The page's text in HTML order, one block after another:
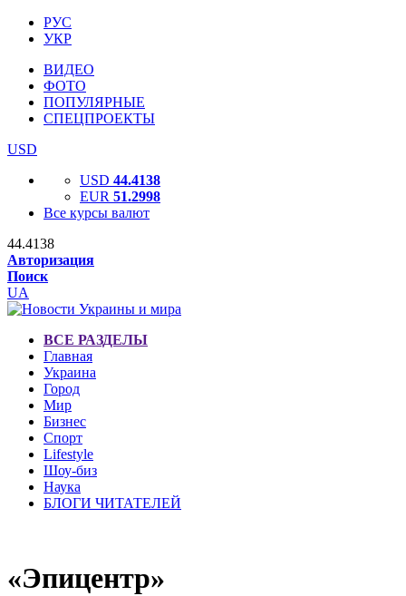
РУС
УКР
ВИДЕО
ФОТО
ПОПУЛЯРНЫЕ
СПЕЦПРОЕКТЫ
USD
USD 44.4138
EUR 51.2998
Все курсы валют
44.4138
Авторизация
Поиск
UA
ВСЕ РАЗДЕЛЫ
Главная
Украина
Город
Мир
Бизнес
Спорт
Lifestyle
Шоу-биз
Наука
БЛОГИ ЧИТАТЕЛЕЙ
«Эпицентр»